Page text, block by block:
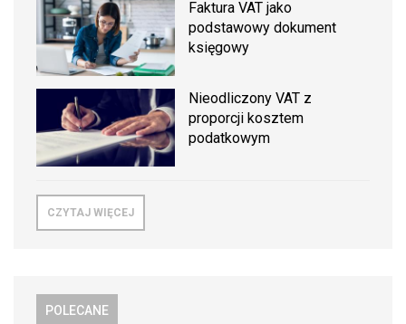
Faktura VAT jako
podstawowy dokument
księgowy
Nieodliczony VAT z
proporcji kosztem
podatkowym
CZYTAJ WIĘCEJ
POLECANE